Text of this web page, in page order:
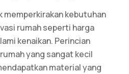
memperkirakan kebutuhan
rumah seperti harga
kenaikan. Perincian
yang sangat kecil
material yang